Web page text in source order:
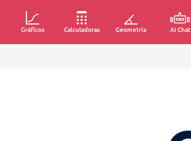
Gráficos Calculadoras Geometría AI Chat